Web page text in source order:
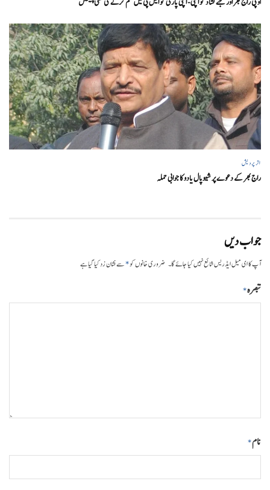
اتر پردیش
راج بھر کے دعوے پر شیوپال یادو کا جوابی حملہ
جواب دیں
آپ کا ای میل ایڈریس شائع نہیں کیا جائے گا۔ ضروری خانوں کو*سے نشان زد کیا گیا ہے
تبصرہ*
نام*